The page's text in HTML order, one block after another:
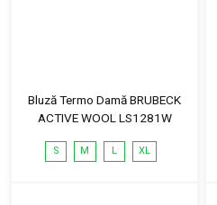
Bluză Termo Damă BRUBECK
ACTIVE WOOL LS1281W
S M L XL